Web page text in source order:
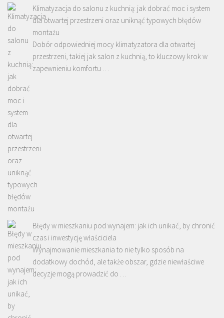
Klimatyzacja do salonu z kuchnią: jak dobrać moc i system
dla otwartej przestrzeni oraz uniknąć typowych błędów
montażu
Dobór odpowiedniej mocy klimatyzatora dla otwartej
przestrzeni, takiej jak salon z kuchnią, to kluczowy krok w
zapewnieniu komfortu …
Błędy w mieszkaniu pod wynajem: jak ich unikać, by chronić
czas i inwestycję właściciela
Wynajmowanie mieszkania to nie tylko sposób na
dodatkowy dochód, ale także obszar, gdzie niewłaściwe
decyzje mogą prowadzić do …